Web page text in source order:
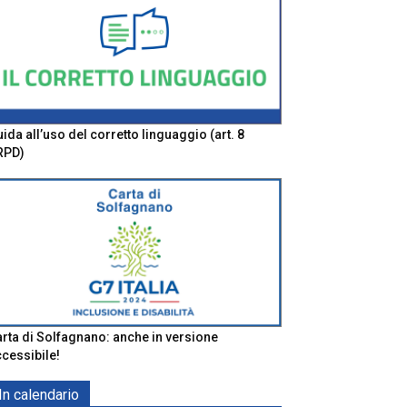
all’uso del corretto linguaggio (art. 8
di Solfagnano: anche in versione
In calendario